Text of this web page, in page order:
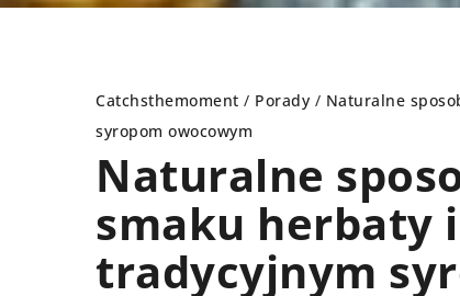
Catchsthemoment / Porady / Naturalne
syropom owocowym
Naturalne
smaku herbaty
tradycyjnym
RODZINA